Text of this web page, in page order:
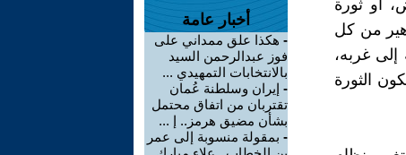
أو ثورة
من كل
غربه،
الثورة
أخبار عامة
- هكذا علق ممداني على
فوز عبدالرحمن السيد
بالانتخابات التمهيدي ...
- إيران وسلطنة عُمان
تقتربان من اتفاق محتمل
بشأن مضيق هرمز.. إ ...
- بمقولة منسوبة إلى عمر